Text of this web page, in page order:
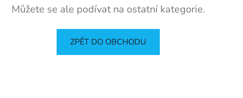
Můžete se ale podívat na ostatní kategorie.
ZPĚT DO OBCHODU